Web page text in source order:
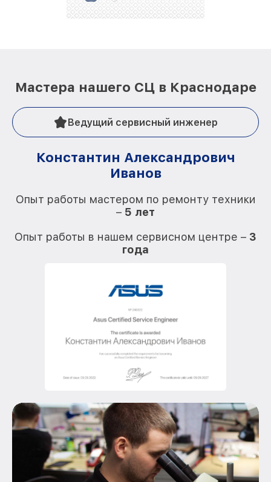
Мастера нашего СЦ в Краснодаре
Ведущий сервисный инженер
Константин Александрович
Иванов
Опыт работы мастером по ремонту техники
– 5 лет
Опыт работы в нашем сервисном центре – 3
года